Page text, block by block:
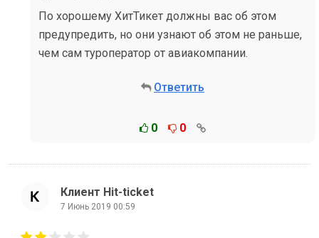
По хорошему ХитТикет должны вас об этом
предупредить, но они узнают об этом не раньше,
чем сам туроператор от авиакомпании.
Ответить
0 0
Клиент Hit-ticket
7 Июнь 2019 00:59